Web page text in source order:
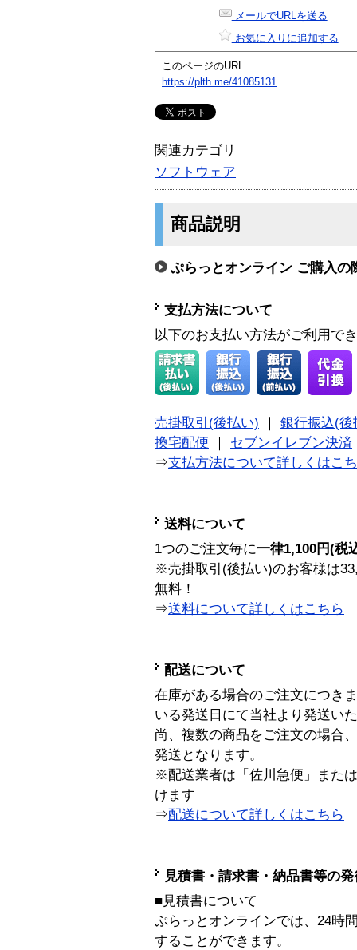
メールでURLを送る
お気に入りに追加する
このページのURL
https://plth.me/41085131
関連カテゴリ
ソフトウェア
商品説明
ぷらっとオンライン ご購入の
支払方法について
以下のお支払い方法がご利用で
売掛取引(後払い)
銀行振込(後
換宅配便
セブンイレブン決済
⇒支払方法について詳しくはこ
送料について
1つのご注文毎に一律1,100円(税
※売掛取引(後払い)のお客様は
無料！
⇒送料について詳しくはこちら
配送について
在庫がある場合のご注文につき
いる発送日にて当社より発送い
尚、複数の商品をご注文の場合
発送となります。
※配送業者は「佐川急便」また
けます
⇒配送について詳しくはこちら
見積書・請求書・納品書等の
■見積書について
ぷらっとオンラインでは、24時
することができます。